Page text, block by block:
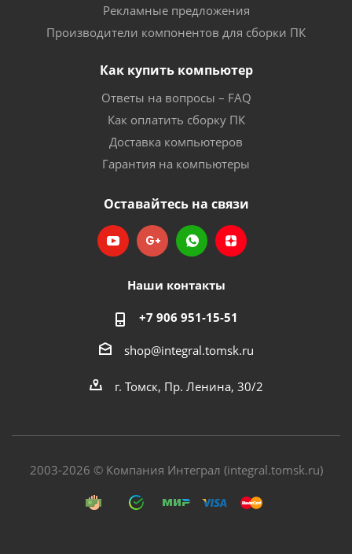
Рекламные предложения
Производители компонентов для сборки ПК
Как купить компьютер
Ответы на вопросы – FAQ
Как оплатить сборку ПК
Доставка компьютеров
Гарантия на компьютеры
Оставайтесь на связи
Наши контакты
+7 906 951-15-51
shop@integral.tomsk.ru
г. Томск, Пр. Ленина, 30/2
2003-2026 © Компания Интеграл (integral.tomsk.ru)